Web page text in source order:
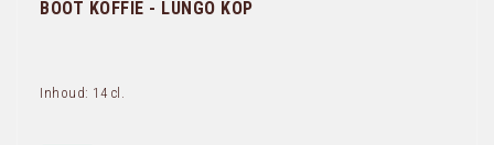
BOOT KOFFIE - LUNGO KOP
Inhoud: 14 cl.